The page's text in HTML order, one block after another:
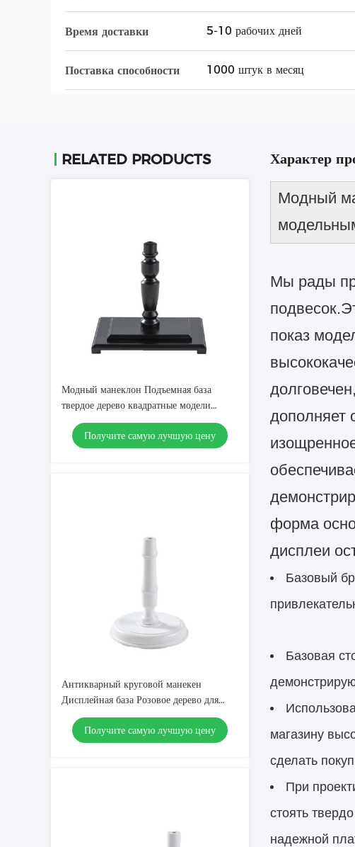
Время доставки 5-10 рабочих дней
Поставка способности 1000 штук в месяц
RELATED PRODUCTS
Модный манеклон Подъемная база
твердое дерево квадратные модели
аксессуары
Получите самую лучшую цену
Антикварный круговой манекен
Дисплейная база Розовое дерево для
магазинов одежды
Получите самую лучшую цену
Характер
Модный
Мы рады
показ
дополняет
форма
дисплеи
Базовый
Базовая
магазину
сделать
При
стоять
надежной